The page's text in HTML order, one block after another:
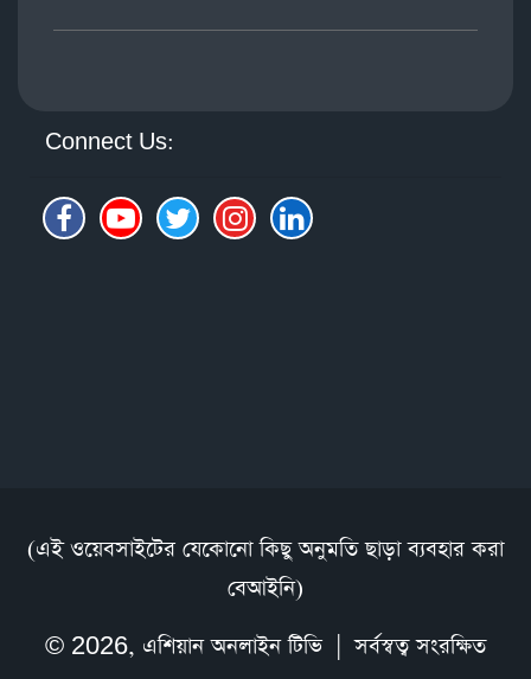
Connect Us:
(এই ওয়েবসাইটের যেকোনো কিছু অনুমতি ছাড়া ব্যবহার করা
বেআইনি)
© 2026, এশিয়ান অনলাইন টিভি| সর্বস্বত্ব সংরক্ষিত